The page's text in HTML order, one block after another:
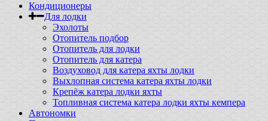
Кондиционеры
Для лодки
Эхолоты
Отопитель подбор
Отопитель для лодки
Отопитель для катера
Воздуховод для катера яхты лодки
Выхлопная система катера яхты лодки
Крепёж катера лодки яхты
Топливная система катера лодки яхты кемпера
Автономки